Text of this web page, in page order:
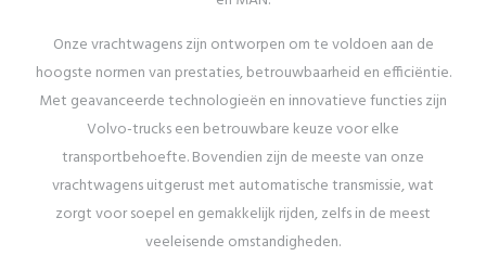
Onze vrachtwagens zijn ontworpen om te voldoen aan de
hoogste normen van prestaties, betrouwbaarheid en efficiëntie.
Met geavanceerde technologieën en innovatieve functies zijn
Volvo-trucks een betrouwbare keuze voor elke
transportbehoefte. Bovendien zijn de meeste van onze
vrachtwagens uitgerust met automatische transmissie, wat
zorgt voor soepel en gemakkelijk rijden, zelfs in de meest
veeleisende omstandigheden.